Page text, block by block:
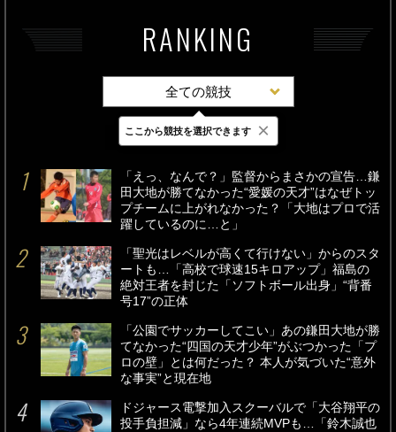
RANKING
全ての競技
最新 24時間 週間
「えっ、なんで？」監督からまさかの宣告…鎌
田大地が勝てなかった“愛媛の天才”はなぜトッ
プチームに上がれなかった？「大地はプロで活
躍しているのに…と」
「聖光はレベルが高くて行けない」からのスタ
ートも…「高校で球速15キロアップ」福島の
絶対王者を封じた「ソフトボール出身」“背番
号17”の正体
「公園でサッカーしてこい」あの鎌田大地が勝
てなかった“四国の天才少年”がぶつかった「プ
ロの壁」とは何だった？ 本人が気づいた“意外
な事実”と現在地
ドジャース電撃加入スクーバルで「大谷翔平の
投手負担減」なら4年連続MVPも…「鈴木誠也
ここから競技を選択できます ×